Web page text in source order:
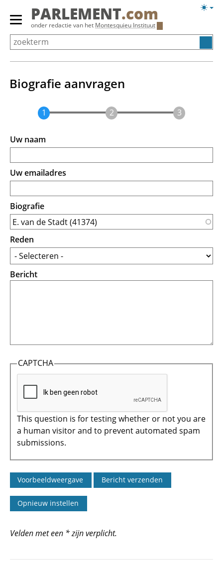
Overslaan
Primair
menu
tonen/verbergen
PARLEMENT.com
onder redactie van het Montesquieu Instituut
Biografie aanvragen
Uw naam
Uw emailadres
Biografie
Reden
Bericht
CAPTCHA
This question is for testing whether or not you are
a human visitor and to prevent automated spam
submissions.
Velden met een * zijn verplicht.